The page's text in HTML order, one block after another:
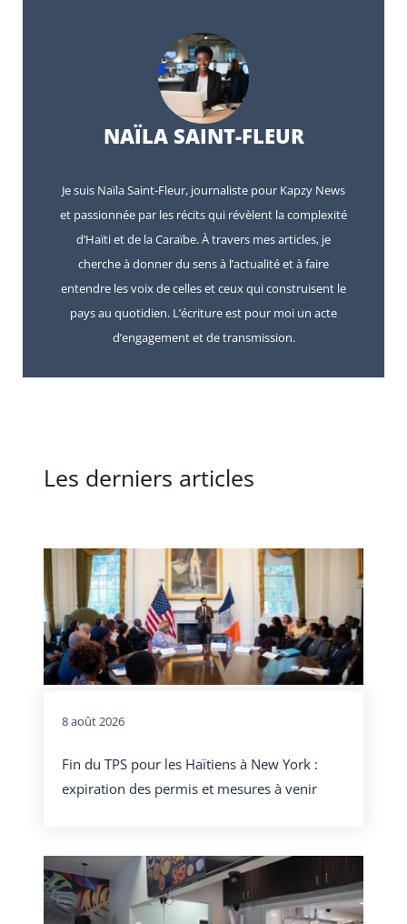
NAÏLA SAINT-FLEUR
Je suis Naïla Saint-Fleur, journaliste pour Kapzy News
et passionnée par les récits qui révèlent la complexité
d’Haïti et de la Caraïbe. À travers mes articles, je
cherche à donner du sens à l’actualité et à faire
entendre les voix de celles et ceux qui construisent le
pays au quotidien. L’écriture est pour moi un acte
d’engagement et de transmission.
Les derniers articles
8 août 2026
Fin du TPS pour les Haïtiens à New York :
expiration des permis et mesures à venir